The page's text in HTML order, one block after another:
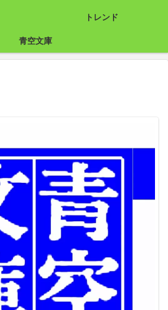
トレンド
青空文庫